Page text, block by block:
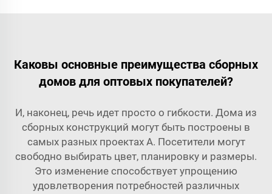
Каковы основные преимущества сборных
домов для оптовых покупателей?
И, наконец, речь идет просто о гибкости. Дома из
сборных конструкций могут быть построены в
самых разных проектах A. Посетители могут
свободно выбирать цвет, планировку и размеры.
Это изменение способствует упрощению
удовлетворения потребностей различных